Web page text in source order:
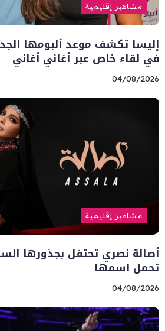
مشاهير إقليمية
إليسا تكشف موعد ألبومها
في لقاء خاص عبر أغاني أغاني
04/08/2026
مشاهير إقليمية
أصالة نصري تحتفل بجذورها
تحمل اسمها
04/08/2026